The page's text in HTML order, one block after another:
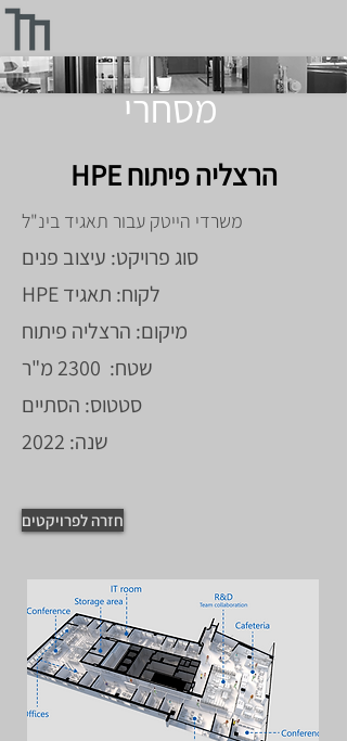
מסחרי
HPE הרצליה פיתוח
משרדי הייטק עבור תאגיד בינ"ל
סוג פרויקט: עיצוב פנים
לקוח: תאגיד HPE
מיקום: הרצליה פיתוח
שטח: 2300 מ"ר
סטטוס: הסתיים
שנה: 2022
חזרה לפרויקטים